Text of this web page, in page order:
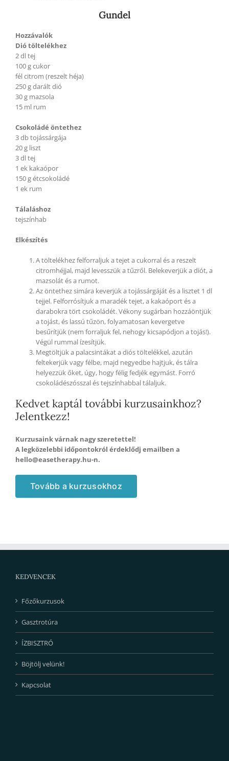
Gundel
Hozzávalók
Dió töltelékhez
2 dl tej
100 g cukor
fél citrom (reszelt héja)
250 g darált dió
30 g mazsola
15 ml rum
Csokoládé öntethez
3 db tojássárgája
20 g liszt
3 dl tej
1 ek kakaópor
150 g étcsokoládé
1 ek rum
Tálaláshoz
tejszínhab
Elkészítés
A töltelékhez felforraljuk a tejet a cukorral és a reszelt
citromhéjjal, majd levesszük a tűzről. Belekeverjük a diót, a
mazsolát és a rumot.
Az öntethez simára keverjük a tojássárgáját és a lisztet 1 dl
tejjel. Felforrósítjuk a maradék tejet, a kakaóport és a
darabokra tört csokoládét. Vékony sugárban hozzáöntjük
a tojást, és lassú tűzön, folyamatosan kevergetve
besűrítjük (nem forraljuk fel, nehogy kicsapódjon a tojás!).
Végül rummal ízesítjük.
Megtöltjük a palacsintákat a diós töltelékkel, azután
feltekerjük vagy félbe, majd negyedbe hajtjuk, és tálra
helyezzük őket, úgy, hogy félig fedjék egymást. Forró
csokoládészósszalés tejszínhabbal tálaljuk.
Kedvet kaptál további kurzusainkhoz?
Jelentkezz!
Kurzusaink várnak nagy szeretettel!
A legközelebbi időpontokról érdeklődj emailben a
hello@easetherapy.hu-n.
Tovább a kurzusokhoz
KEDVENCEK
Főzőkurzusok
Gasztrotúra
ÍZBISZTRÓ
Böjtölj velünk!
Kapcsolat